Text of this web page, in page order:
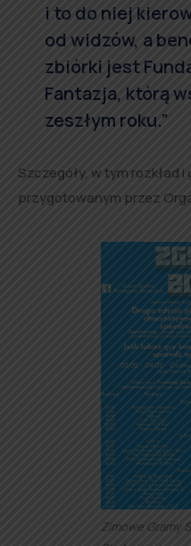
i to do niej
od widzów, a
zbiórki jest
Fantazja, którą
zeszłym roku.”
Szczegóły, w tym rozkład i
przygotowanym przez
Zimowe Gramy